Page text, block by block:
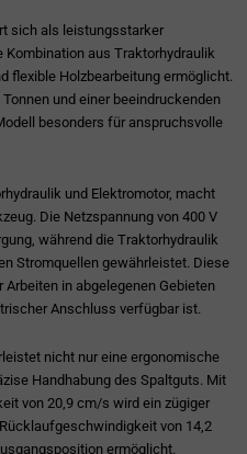
sich als leistungsstarker
Kombination aus Traktorhydraulik
flexible Holzbearbeitung ermöglicht.
und einer beeindruckenden
besonders für anspruchsvolle
und Elektromotor, macht
Die Netzspannung von 400 V
während die Traktorhydraulik
Stromquellen gewährleistet. Diese
in abgelegenen Gebieten
Anschluss verfügbar ist.
nicht nur eine ergonomische
Handhabung des Spaltguts. Mit
von 20,9 cm/s wird ein zügiger
von 14,2
ermöglicht.